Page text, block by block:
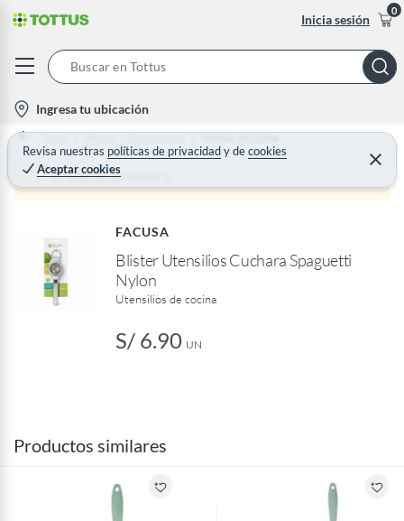
Inicia sesión
0
h
o
t
Ingresa tu ubicación
Revisa nuestras políticas de privacidadydecookies
Aceptar cookies
C
e
r
Home Menaje y Organización Menaje de Cocina
Producto sin stock :(
FACUSA
Blister Utensilios Cuchara Spaguetti
Nylon
Utensilios de cocina
S/ 6.90 UN
Productos similares